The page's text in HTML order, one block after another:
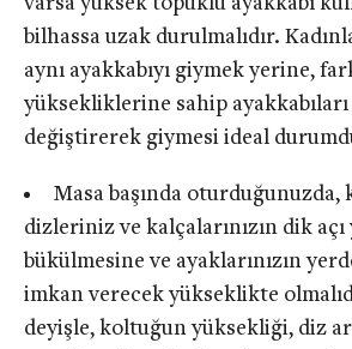
bilhassa uzak durulmalıdır.
aynı ayakkabıyı giymek yerine,
yüksekliklerine sahip
değiştirerek giymesi ideal
Masa başında oturduğunuzda,
dizleriniz ve kalçalarınızın dik
bükülmesine ve ayaklarınızın
imkan verecek yükseklikte
deyişle, koltuğun yüksekliği, diz